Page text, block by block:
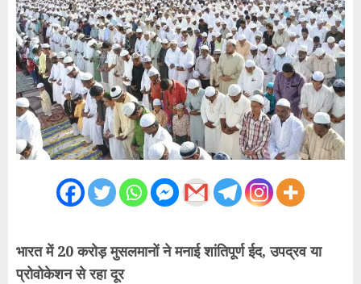
भारत में 20 करोड़ मुसलमानों ने मनाई शांतिपूर्ण ईद, उपद्रव या
प्रोवोकेशन से रहा दूर